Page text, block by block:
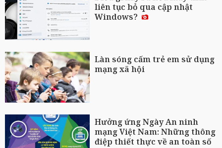
liên tục bỏ qua cập nhật
Windows?
Làn sóng cấm trẻ em sử dụng
mạng xã hội
Hưởng ứng Ngày An ninh
mạng Việt Nam: Những thông
điệp thiết thực về an toàn số